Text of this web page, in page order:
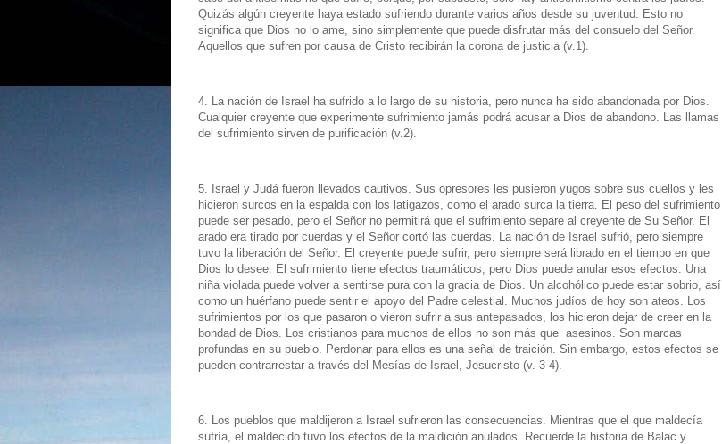
Quizás algún creyente haya estado sufriendo durante varios años desde su juventud. Esto no
significa que Dios no lo ame, sino simplemente que puede disfrutar más del consuelo del Señor.
Aquellos que sufren por causa de Cristo recibirán la corona de justicia (v.1).
4. La nación de Israel ha sufrido a lo largo de su historia, pero nunca ha sido abandonada por Dios.
Cualquier creyente que experimente sufrimiento jamás podrá acusar a Dios de abandono. Las llamas
del sufrimiento sirven de purificación (v.2).
5. Israel y Judá fueron llevados cautivos. Sus opresores les pusieron yugos sobre sus cuellos y les
hicieron surcos en la espalda con los latigazos, como el arado surca la tierra. El peso del sufrimiento
puede ser pesado, pero el Señor no permitirá que el sufrimiento separe al creyente de Su Señor. El
arado era tirado por cuerdas y el Señor cortó las cuerdas. La nación de Israel sufrió, pero siempre
tuvo la liberación del Señor. El creyente puede sufrir, pero siempre será librado en el tiempo en que
Dios lo desee. El sufrimiento tiene efectos traumáticos, pero Dios puede anular esos efectos. Una
niña violada puede volver a sentirse pura con la gracia de Dios. Un alcohólico puede estar sobrio, así
como un huérfano puede sentir el apoyo del Padre celestial. Muchos judíos de hoy son ateos. Los
sufrimientos por los que pasaron o vieron sufrir a sus antepasados, los hicieron dejar de creer en la
bondad de Dios. Los cristianos para muchos de ellos no son más que asesinos. Son marcas
profundas en su pueblo. Perdonar para ellos es una señal de traición. Sin embargo, estos efectos se
pueden contrarrestar a través del Mesías de Israel, Jesucristo (v. 3-4).
6. Los pueblos que maldijeron a Israel sufrieron las consecuencias. Mientras que el que maldecía
sufría, el maldecido tuvo los efectos de la maldición anulados. Recuerde la historia de Balac y